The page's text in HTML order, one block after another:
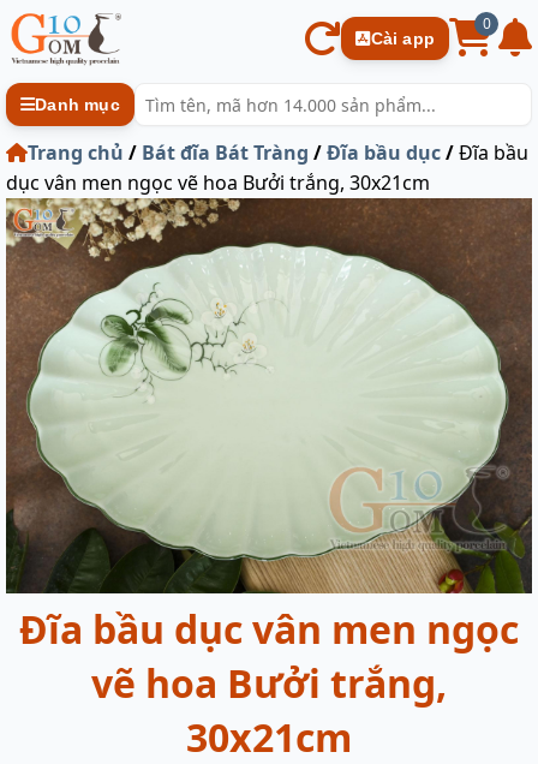
Cài app
0
Danh mục
Trang chủ / Bát đĩa Bát Tràng /Đĩa bầu dục/Đĩa bầu
dục vân men ngọc vẽ hoa Bưởi trắng, 30x21cm
Đĩa bầu dục vân men ngọc
vẽ hoa Bưởi trắng,
30x21cm